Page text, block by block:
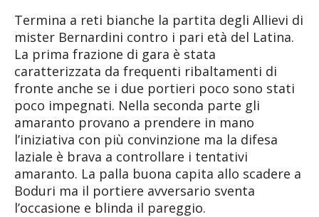
Termina a reti bianche la partita degli Allievi di
mister Bernardini contro i pari età del Latina.
La prima frazione di gara è stata
caratterizzata da frequenti ribaltamenti di
fronte anche se i due portieri poco sono stati
poco impegnati. Nella seconda parte gli
amaranto provano a prendere in mano
l’iniziativa con più convinzione ma la difesa
laziale è brava a controllare i tentativi
amaranto. La palla buona capita allo scadere a
Boduri ma il portiere avversario sventa
l’occasione e blinda il pareggio.